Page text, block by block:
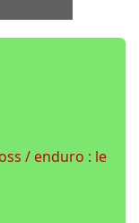
/ enduro : le